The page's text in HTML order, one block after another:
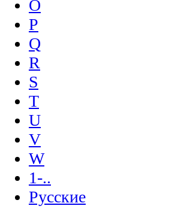
O
P
Q
R
S
T
U
V
W
1-..
Русские